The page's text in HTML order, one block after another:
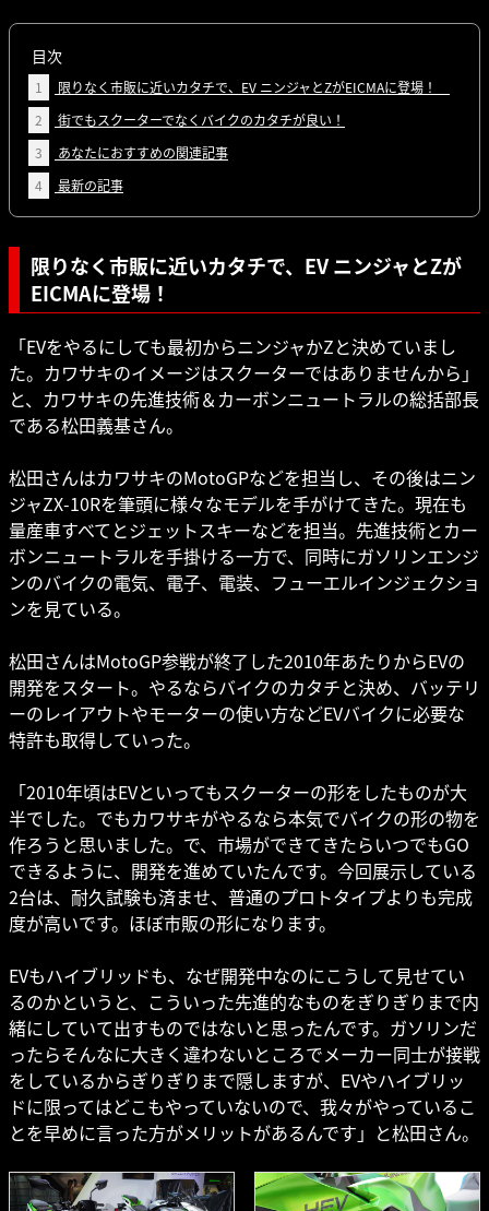
目次
1
限りなく市販に近いカタチで、EV ニンジャとZがEICMAに登場！
2
街でもスクーターでなくバイクのカタチが良い！
3
あなたにおすすめの関連記事
4
最新の記事
限りなく市販に近いカタチで、EV ニンジャとZが
EICMAに登場！
「EVをやるにしても最初からニンジャかZと決めていまし
た。カワサキのイメージはスクーターではありませんから」
と、カワサキの先進技術＆カーボンニュートラルの総括部長
である松田義基さん。
松田さんはカワサキのMotoGPなどを担当し、その後はニン
ジャZX-10Rを筆頭に様々なモデルを手がけてきた。現在も
量産車すべてとジェットスキーなどを担当。先進技術とカー
ボンニュートラルを手掛ける一方で、同時にガソリンエンジ
ンのバイクの電気、電子、電装、フューエルインジェクショ
ンを見ている。
松田さんはMotoGP参戦が終了した2010年あたりからEVの
開発をスタート。やるならバイクのカタチと決め、バッテリ
ーのレイアウトやモーターの使い方などEVバイクに必要な
特許も取得していった。
「2010年頃はEVといってもスクーターの形をしたものが大
半でした。でもカワサキがやるなら本気でバイクの形の物を
作ろうと思いました。で、市場ができてきたらいつでもGO
できるように、開発を進めていたんです。今回展示している
2台は、耐久試験も済ませ、普通のプロトタイプよりも完成
度が高いです。ほぼ市販の形になります。
EVもハイブリッドも、なぜ開発中なのにこうして見せてい
るのかというと、こういった先進的なものをぎりぎりまで内
緒にしていて出すものではないと思ったんです。ガソリンだ
ったらそんなに大きく違わないところでメーカー同士が接戦
をしているからぎりぎりまで隠しますが、EVやハイブリッ
ドに限ってはどこもやっていないので、我々がやっているこ
とを早めに言った方がメリットがあるんです」と松田さん。